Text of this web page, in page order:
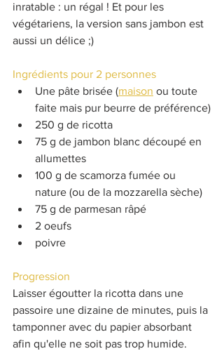
inratable : un régal ! Et pour les
végétariens, la version sans jambon est
aussi un délice ;)
Ingrédients pour 2 personnes
Une pâte brisée (maison ou toute
faite mais pur beurre de préférence)
250 g de ricotta
75 g de jambon blanc découpé en
allumettes
100 g de scamorza fumée ou
nature (ou de la mozzarella sèche)
75 g de parmesan râpé
2 oeufs
poivre
Progression
Laisser égoutter la ricotta dans une
passoire une dizaine de minutes, puis la
tamponner avec du papier absorbant
afin qu'elle ne soit pas trop humide.